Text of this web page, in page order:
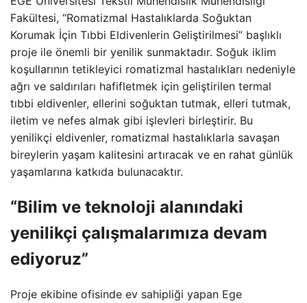
Fakültesi, “Romatizmal Hastalıklarda Soğuktan
Korumak İçin Tıbbi Eldivenlerin Geliştirilmesi” başlıklı
proje ile önemli bir yenilik sunmaktadır. Soğuk iklim
koşullarının tetikleyici romatizmal hastalıkları nedeniyle
ağrı ve saldırıları hafifletmek için geliştirilen termal
tıbbi eldivenler, ellerini soğuktan tutmak, elleri tutmak,
iletim ve nefes almak gibi işlevleri birleştirir. Bu
yenilikçi eldivenler, romatizmal hastalıklarla savaşan
bireylerin yaşam kalitesini artıracak ve en rahat günlük
yaşamlarına katkıda bulunacaktır.
“Bilim ve teknoloji alanındaki
yenilikçi çalışmalarımıza devam
ediyoruz”
Proje ekibine ofisinde ev sahipliği yapan Ege